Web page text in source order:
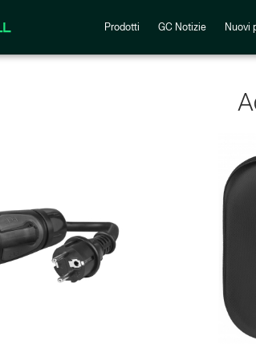
Prodotti GC Notizie Nuovi